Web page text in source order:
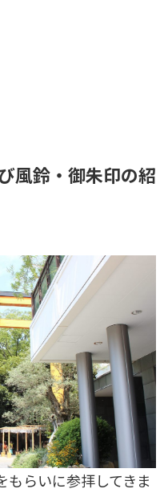
風鈴・御朱印の紹
もらいに参拝してきま